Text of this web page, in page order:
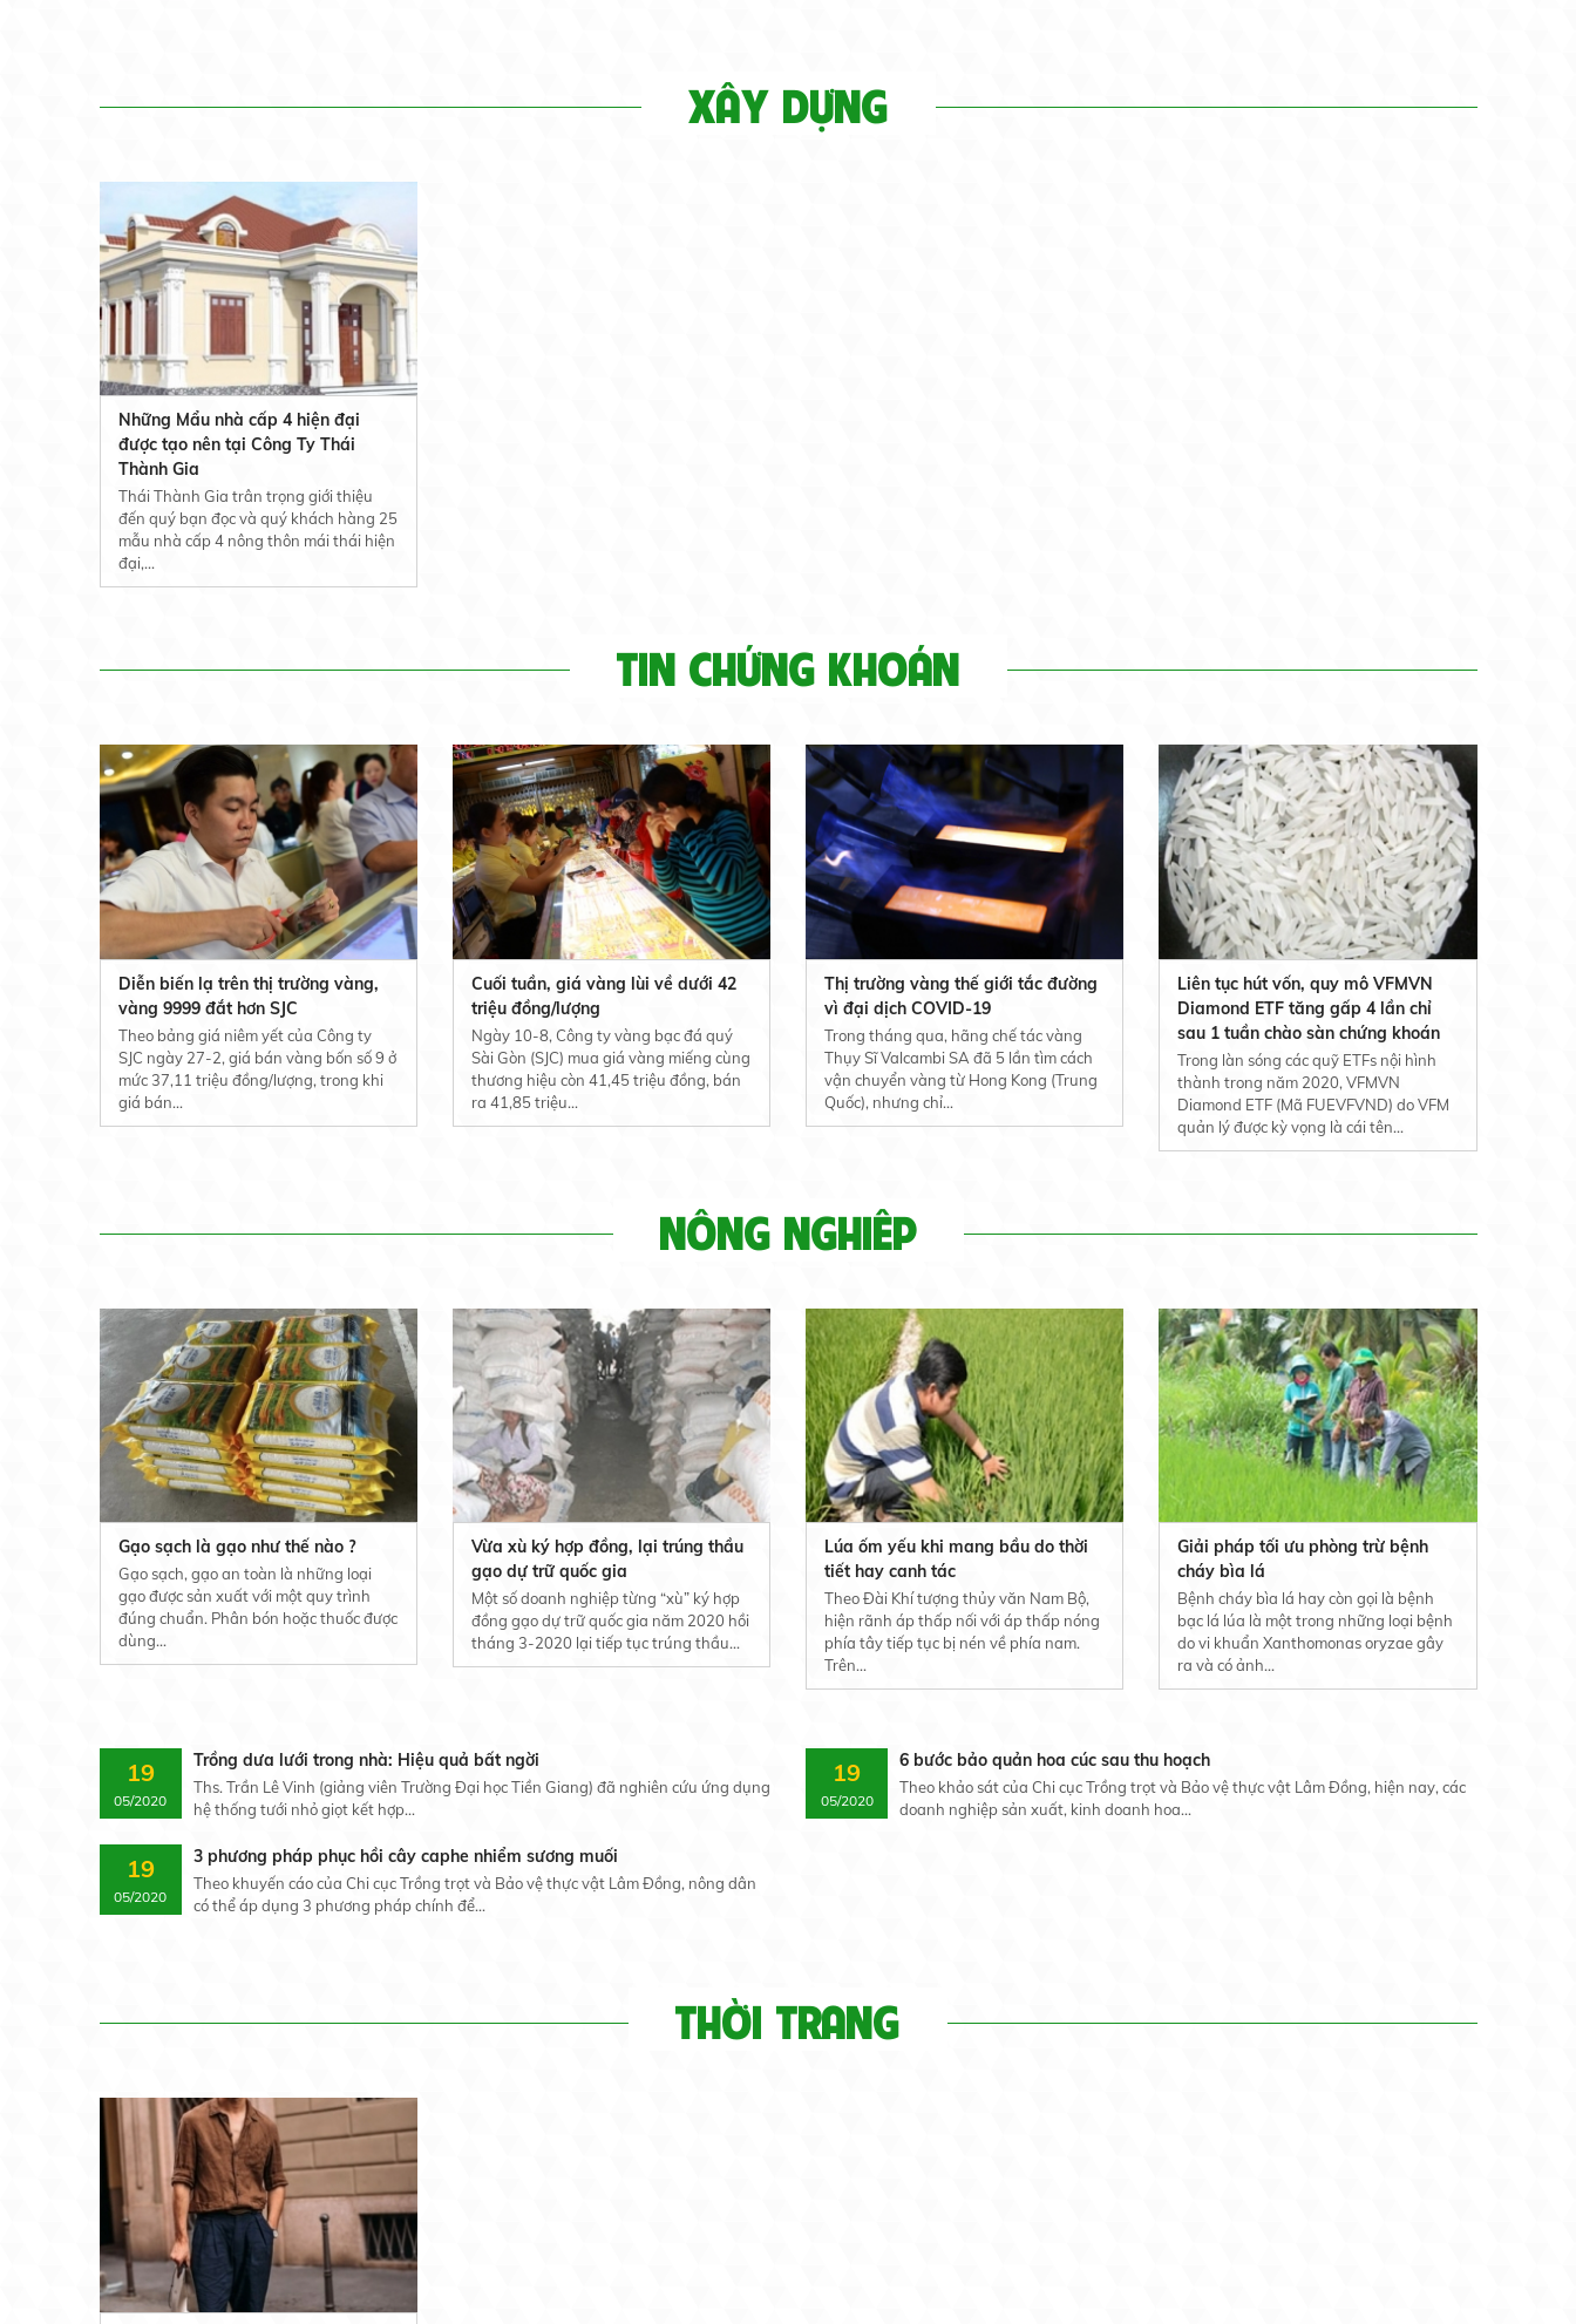
XÂY DỰNG
Những Mẩu nhà cấp 4 hiện đại
được tạo nên tại Công Ty Thái
Thành Gia
Thái Thành Gia trân trọng giới thiệu
đến quý bạn đọc và quý khách hàng 25
mẫu nhà cấp 4 nông thôn mái thái hiện
đại,...
TIN CHỨNG KHOÁN
Diễn biến lạ trên thị trường vàng,
vàng 9999 đắt hơn SJC
Theo bảng giá niêm yết của Công ty
SJC ngày 27-2, giá bán vàng bốn số 9 ở
mức 37,11 triệu đồng/lượng, trong khi
giá bán...
Cuối tuần, giá vàng lùi về dưới 42
triệu đồng/lượng
Ngày 10-8, Công ty vàng bạc đá quý
Sài Gòn (SJC) mua giá vàng miếng cùng
thương hiệu còn 41,45 triệu đồng, bán
ra 41,85 triệu...
Thị trường vàng thế giới tắc đường
vì đại dịch COVID-19
Trong tháng qua, hãng chế tác vàng
Thụy Sĩ Valcambi SA đã 5 lần tìm cách
vận chuyển vàng từ Hong Kong (Trung
Quốc), nhưng chỉ...
Liên tục hút vốn, quy mô VFMVN
Diamond ETF tăng gấp 4 lần chỉ
sau 1 tuần chào sàn chứng khoán
Trong làn sóng các quỹ ETFs nội hình
thành trong năm 2020, VFMVN
Diamond ETF (Mã FUEVFVND) do VFM
quản lý được kỳ vọng là cái tên...
NÔNG NGHIÊP
Gạo sạch là gạo như thế nào ?
Gạo sạch, gạo an toàn là những loại
gạo được sản xuất với một quy trình
đúng chuẩn. Phân bón hoặc thuốc được
dùng...
Vừa xù ký hợp đồng, lại trúng thầu
gạo dự trữ quốc gia
Một số doanh nghiệp từng “xù” ký hợp
đồng gạo dự trữ quốc gia năm 2020 hồi
tháng 3-2020 lại tiếp tục trúng thầu...
Lúa ốm yếu khi mang bầu do thời
tiết hay canh tác
Theo Đài Khí tượng thủy văn Nam Bộ,
hiện rãnh áp thấp nối với áp thấp nóng
phía tây tiếp tục bị nén về phía nam.
Trên...
Giải pháp tối ưu phòng trừ bệnh
cháy bìa lá
Bệnh cháy bìa lá hay còn gọi là bệnh
bạc lá lúa là một trong những loại bệnh
do vi khuẩn Xanthomonas oryzae gây
ra và có ảnh...
19
05/2020
Trồng dưa lưới trong nhà: Hiệu quả bất ngời
Ths. Trần Lê Vinh (giảng viên Trường Đại học Tiền Giang) đã nghiên cứu ứng dụng
hệ thống tưới nhỏ giọt kết hợp...
19
05/2020
6 bước bảo quản hoa cúc sau thu hoạch
Theo khảo sát của Chi cục Trồng trọt và Bảo vệ thực vật Lâm Đồng, hiện nay, các
doanh nghiệp sản xuất, kinh doanh hoa...
19
05/2020
3 phương pháp phục hồi cây caphe nhiểm sương muối
Theo khuyến cáo của Chi cục Trồng trọt và Bảo vệ thực vật Lâm Đồng, nông dân
có thể áp dụng 3 phương pháp chính để...
THỜI TRANG